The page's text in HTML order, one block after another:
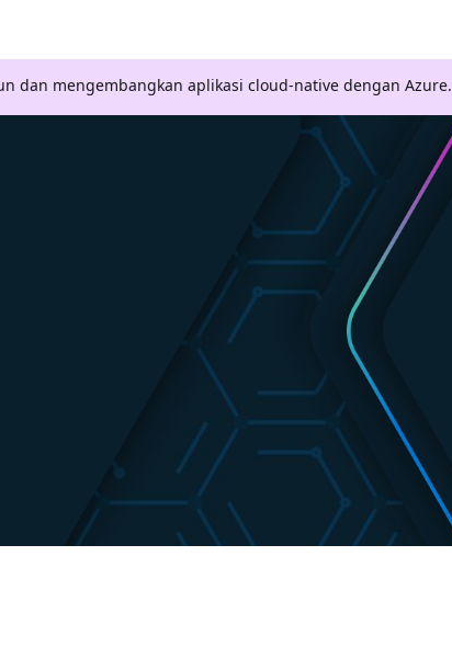
dan mengembangkan aplikasi cloud-native dengan Azure.